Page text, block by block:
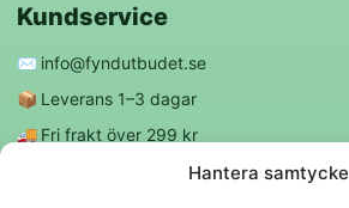
Hantera samtycke
Kundservice
✉️ info@fyndutbudet.se
📦 Leverans 1–3 dagar
🚚 Fri frakt över 299 kr